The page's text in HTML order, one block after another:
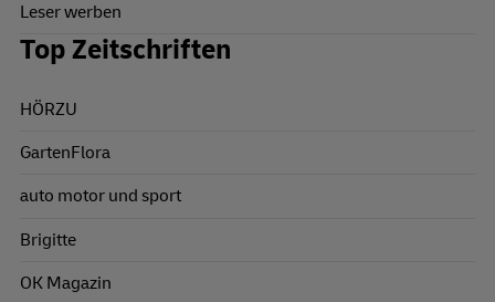
Leser werben
Top Zeitschriften
HÖRZU
GartenFlora
auto motor und sport
Brigitte
OK Magazin